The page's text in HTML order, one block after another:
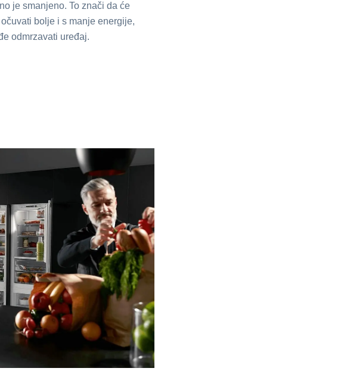
je smanjeno. To znači da će
bolje i s manje energije,
odmrzavati uređaj.